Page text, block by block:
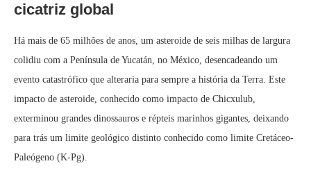
cicatriz global
Há mais de 65 milhões de anos, um asteroide de seis milhas de largura
colidiu com a Península de Yucatán, no México, desencadeando um
evento catastrófico que alteraria para sempre a história da Terra. Este
impacto de asteroide, conhecido como impacto de Chicxulub,
exterminou grandes dinossauros e répteis marinhos gigantes, deixando
para trás um limite geológico distinto conhecido como limite Cretáceo-
Paleógeno (K-Pg).